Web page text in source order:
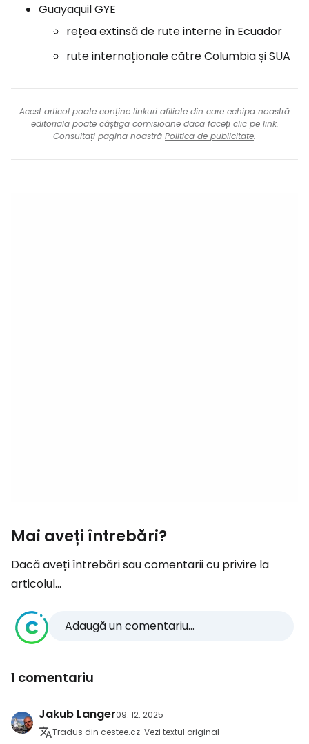
Guayaquil GYE
rețea extinsă de rute interne în Ecuador
rute internaționale către Columbia și SUA
Acest articol poate conține linkuri afiliate din care echipa noastră
editorială poate câștiga comisioane dacă faceți clic pe link.
Consultați pagina noastră Politica de publicitate.
Mai aveți întrebări?
Dacă aveți întrebări sau comentarii cu privire la
articolul...
Adaugă un comentariu...
1 comentariu
Jakub Langer09. 12. 2025
Tradus din cestee.cz Vezi textul original